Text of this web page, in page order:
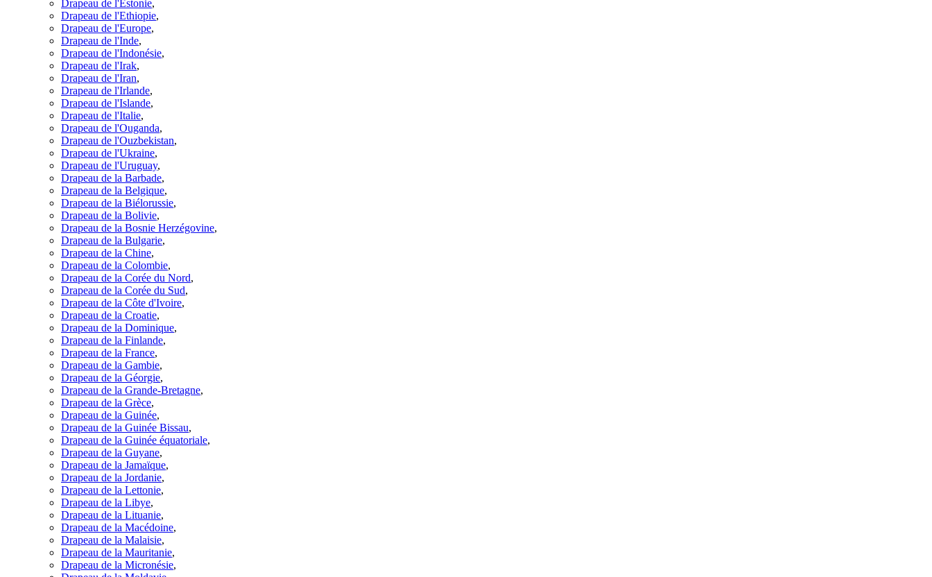
Drapeau de l'Estonie,
Drapeau de l'Ethiopie,
Drapeau de l'Europe,
Drapeau de l'Inde,
Drapeau de l'Indonésie,
Drapeau de l'Irak,
Drapeau de l'Iran,
Drapeau de l'Irlande,
Drapeau de l'Islande,
Drapeau de l'Italie,
Drapeau de l'Ouganda,
Drapeau de l'Ouzbekistan,
Drapeau de l'Ukraine,
Drapeau de l'Uruguay,
Drapeau de la Barbade,
Drapeau de la Belgique,
Drapeau de la Biélorussie,
Drapeau de la Bolivie,
Drapeau de la Bosnie Herzégovine,
Drapeau de la Bulgarie,
Drapeau de la Chine,
Drapeau de la Colombie,
Drapeau de la Corée du Nord,
Drapeau de la Corée du Sud,
Drapeau de la Côte d'Ivoire,
Drapeau de la Croatie,
Drapeau de la Dominique,
Drapeau de la Finlande,
Drapeau de la France,
Drapeau de la Gambie,
Drapeau de la Géorgie,
Drapeau de la Grande-Bretagne,
Drapeau de la Grèce,
Drapeau de la Guinée,
Drapeau de la Guinée Bissau,
Drapeau de la Guinée équatoriale,
Drapeau de la Guyane,
Drapeau de la Jamaïque,
Drapeau de la Jordanie,
Drapeau de la Lettonie,
Drapeau de la Libye,
Drapeau de la Lituanie,
Drapeau de la Macédoine,
Drapeau de la Malaisie,
Drapeau de la Mauritanie,
Drapeau de la Micronésie,